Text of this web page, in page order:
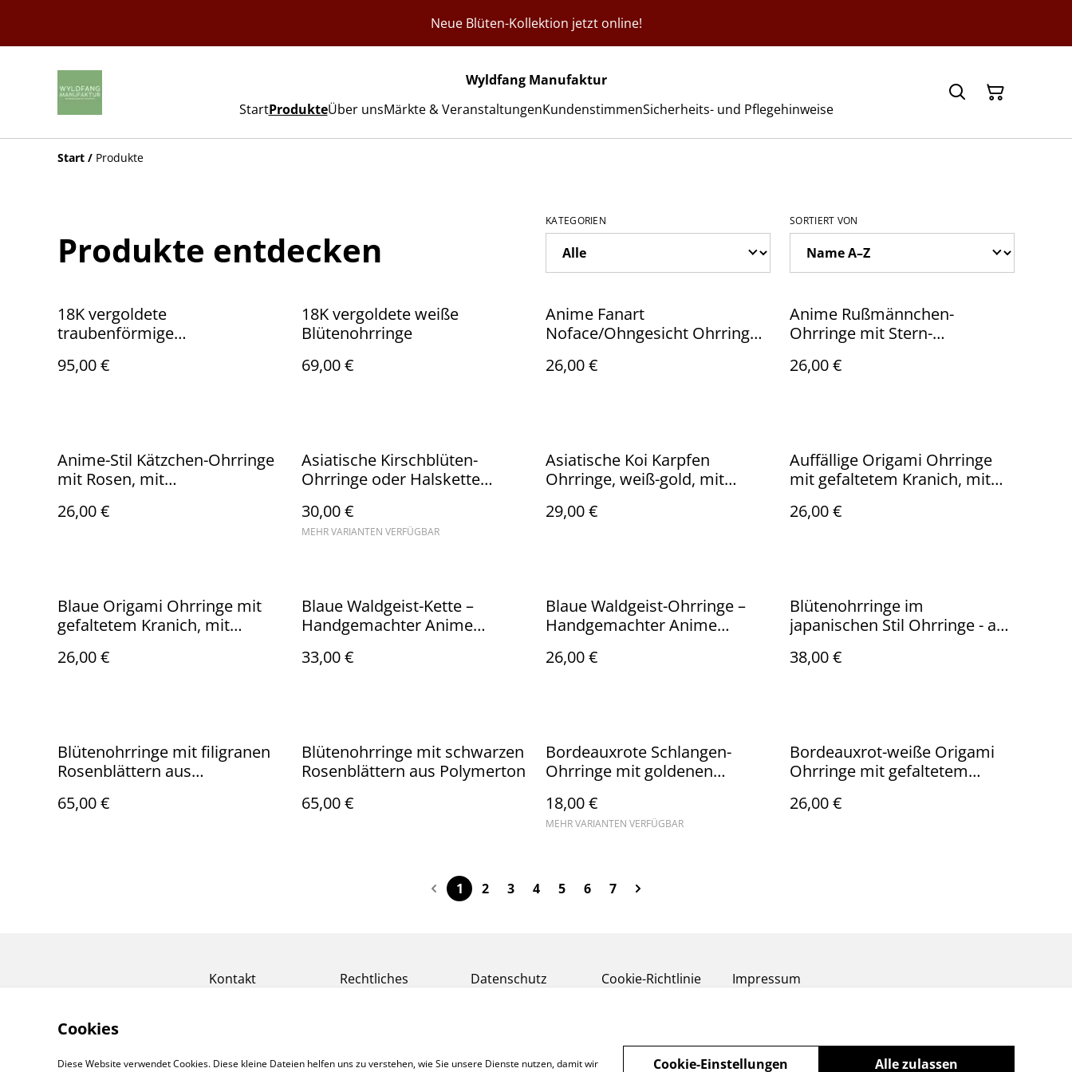
Neue Blüten-Kollektion jetzt online!
Wyldfang Manufaktur
StartProdukteÜber unsMärkte & VeranstaltungenKundenstimmenSicherheits- und Pflegehinweise
Start / Produkte
Produkte entdecken
KATEGORIEN SORTIERT VON
18K vergoldete
traubenförmige
Süßwasserperle, weiß
95,00 €
18K vergoldete weiße
Blütenohrringe
69,00 €
Anime Fanart
Noface/Ohngesicht Ohrringe
Ohrhänger aus 925er
26,00 €
Anime Rußmännchen-
Ohrringe mit Stern-
hypoallergenem Ohrhänger
26,00 €
Anime-Stil Kätzchen-Ohrringe
mit Rosen, mit
goldfarbenem Ohrhänger aus
26,00 €
Asiatische Kirschblüten-
Ohrringe oder Halskette
Kirschblüte, rosafarben,
handgemacht aus Polymerton
30,00 €
MEHR VARIANTEN VERFÜGBAR
Asiatische Koi Karpfen
Ohrringe, weiß-gold, mit
hypoallergenem
29,00 €
Auffällige Origami Ohrringe
mit gefaltetem Kranich, mit
goldfarbenem Ohrhänger aus
26,00 €
Blaue Origami Ohrringe mit
gefaltetem Kranich, mit
Sterlingsilber
26,00 €
Blaue Waldgeist-Kette –
Handgemachter Anime
33,00 €
Blaue Waldgeist-Ohrringe –
Handgemachter Anime
26,00 €
Blütenohrringe im
japanischen Stil Ohrringe - aus
bordeaux
38,00 €
Blütenohrringe mit filigranen
Rosenblättern aus
65,00 €
Blütenohrringe mit schwarzen
Rosenblättern aus Polymerton
65,00 €
Bordeauxrote Schlangen-
Ohrringe mit goldenen
hypoallergenem Ohrhänger
aus Edelstahl, auch in
18,00 €
MEHR VARIANTEN VERFÜGBAR
Bordeauxrot-weiße Origami
Ohrringe mit gefaltetem
goldfarbenem Ohrhänger aus
26,00 €
1 2 3 4 5 6 7
Kontakt Rechtliches Datenschutz Cookie-Richtlinie Impressum
Cookies
Diese Website verwendet Cookies. Diese kleine Dateien helfen uns zu verstehen, wie Sie unsere Dienste nutzen, damit wir
Alle zulassen
Cookie-Einstellungen